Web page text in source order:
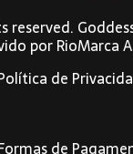
reserved.
porRioMarca
de
de